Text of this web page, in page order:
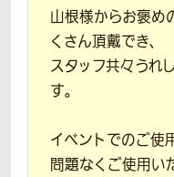
山根様からお褒め
くさん頂戴でき、
スタッフ共々うれ
す。
イベントでのご使
問題なくご使用い